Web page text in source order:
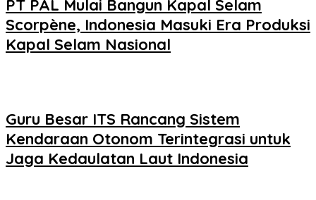
PT PAL Mulai Bangun Kapal Selam
Scorpène, Indonesia Masuki Era Produksi
Kapal Selam Nasional
Guru Besar ITS Rancang Sistem
Kendaraan Otonom Terintegrasi untuk
Jaga Kedaulatan Laut Indonesia